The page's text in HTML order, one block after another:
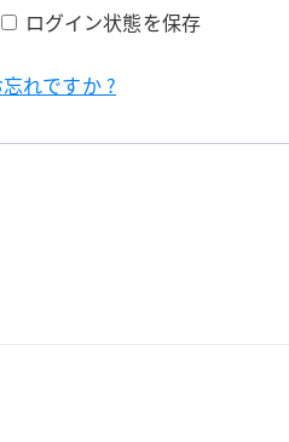
ログイン状態を保存
れですか ?